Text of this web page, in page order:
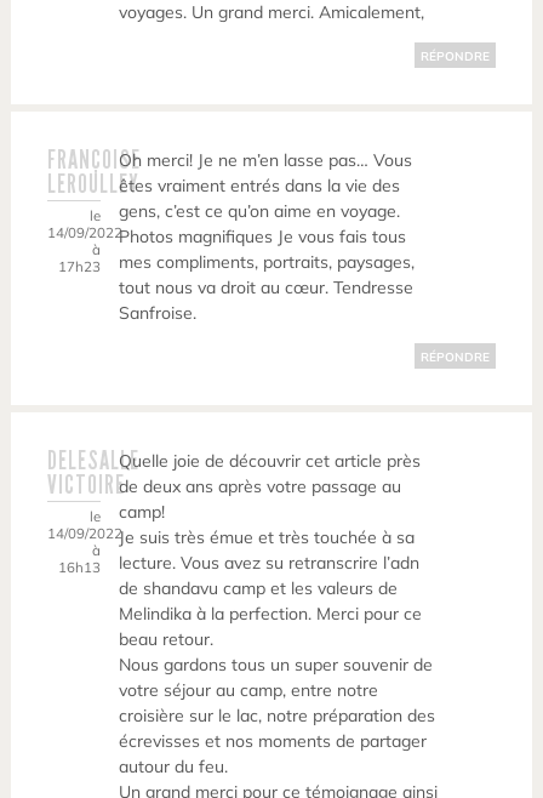
voyages. Un grand merci. Amicalement,
RÉPONDRE
FRANÇOISE
LEROULLEY
le
14/09/2022
à
17h23
Oh merci! Je ne m’en lasse pas… Vous
êtes vraiment entrés dans la vie des
gens, c’est ce qu’on aime en voyage.
Photos magnifiques Je vous fais tous
mes compliments, portraits, paysages,
tout nous va droit au cœur. Tendresse
Sanfroise.
RÉPONDRE
DELESALLE
VICTOIRE
le
14/09/2022
à
16h13
Quelle joie de découvrir cet article près
de deux ans après votre passage au
camp!
Je suis très émue et très touchée à sa
lecture. Vous avez su retranscrire l’adn
de shandavu camp et les valeurs de
Melindika à la perfection. Merci pour ce
beau retour.
Nous gardons tous un super souvenir de
votre séjour au camp, entre notre
croisière sur le lac, notre préparation des
écrevisses et nos moments de partager
autour du feu.
Un grand merci pour ce témoignage ainsi